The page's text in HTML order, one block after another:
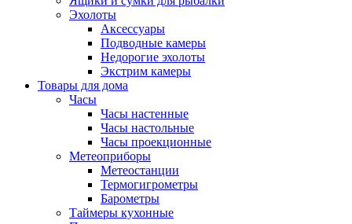
Эхолоты
Аксессуары
Подводные камеры
Недорогие эхолоты
Экстрим камеры
Товары для дома
Часы
Часы настенные
Часы настольные
Часы проекционные
Метеоприборы
Метеостанции
Термогигрометры
Барометры
Таймеры кухонные